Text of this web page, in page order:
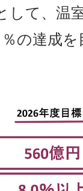
して、温
の達成